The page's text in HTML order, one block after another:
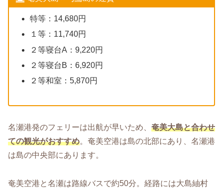
特等：14,680円
１等：11,740円
２等寝台A：9,220円
２等寝台B：6,920円
２等和室：5,870円
名瀬港発のフェリーは出航が早いため、 奄美大島と合わせ
ての観光がおすすめ。奄美空港は島の北部にあり、名瀬港
は島の中央部にあります。
奄美空港と名瀬は路線バスで約50分。経路には大島紬村